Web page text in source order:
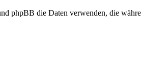
phpBB die Daten verwenden, die